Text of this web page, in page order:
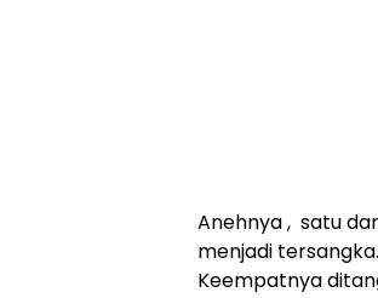
Anehnya , satu
menjadi tersangka.
Keempatnya